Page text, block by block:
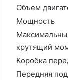
Объем
Мощность
крутящий
Коробка
Передняя